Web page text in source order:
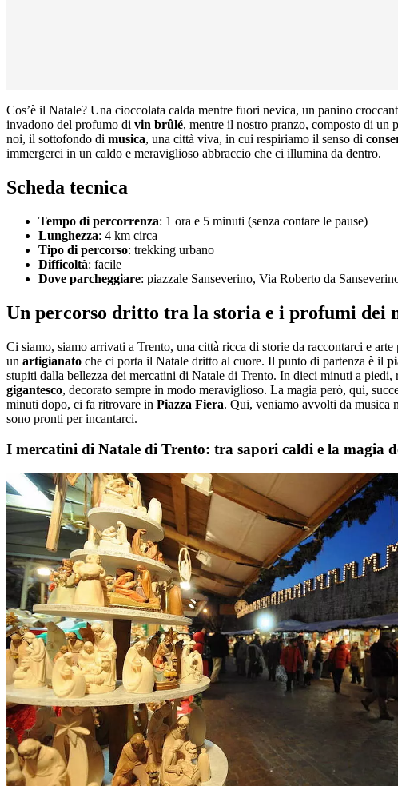
Cos’è il Natale? Una cioccolata calda mentre fuori nevica, un panino
invadono del profumo di vin brûlé, mentre il nostro pranzo, composto di un
noi, il sottofondo di musica, una città viva, in cui respiriamo il senso di
immergerci in un caldo e meraviglioso abbraccio che ci illumina da dentro.
Scheda tecnica
Tempo di percorrenza: 1 ora e 5 minuti (senza contare le pause)
Lunghezza: 4 km circa
Tipo di percorso: trekking urbano
Difficoltà: facile
Dove parcheggiare: piazzale Sanseverino, Via Roberto da
Un percorso dritto tra la storia e i profumi dei
Ci siamo, siamo arrivati a Trento, una città ricca di storie da raccontarci e
un artigianato che ci porta il Natale dritto al cuore. Il punto di partenza è il
stupiti dalla bellezza dei mercatini di Natale di Trento. In dieci minuti a piedi,
gigantesco, decorato sempre in modo meraviglioso. La magia però, qui,
minuti dopo, ci fa ritrovare in Piazza Fiera. Qui, veniamo avvolti da musica
sono pronti per incantarci.
I mercatini di Natale di Trento: tra sapori caldi e la magia